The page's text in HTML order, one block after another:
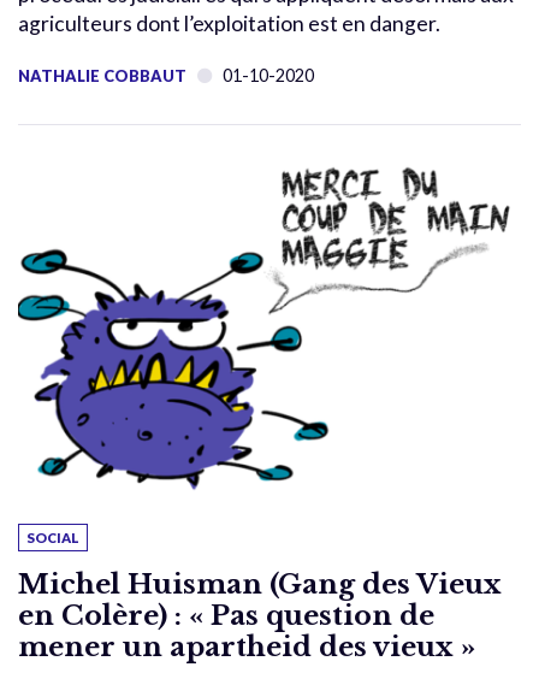
agriculteurs dont l’exploitation est en danger.
NATHALIE COBBAUT 01-10-2020
SOCIAL
Michel Huisman (Gang des Vieux
en Colère) : « Pas question de
mener un apartheid des vieux »